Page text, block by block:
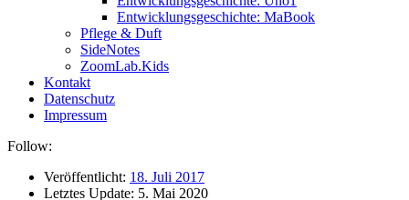
Entwicklungsgeschichte: MaBook
Pflege & Duft
SideNotes
ZoomLab.Kids
Kontakt
Datenschutz
Impressum
Follow:
Veröffentlicht: 18. Juli 2017
Letztes Update: 5. Mai 2020